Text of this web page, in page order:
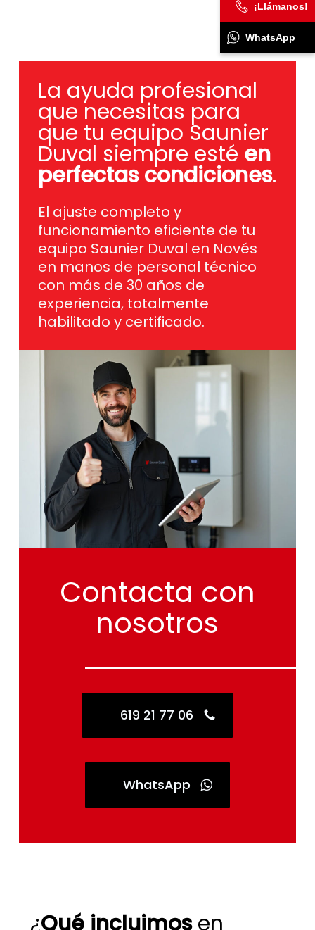
La ayuda profesional
que necesitas para
que tu equipo Saunier
Duval siempre esté en
perfectas condiciones.
El ajuste completo y
funcionamiento eficiente de tu
equipo Saunier Duval en Novés
en manos de personal técnico
con más de 30 años de
experiencia, totalmente
habilitado y certificado.
Contacta con
nosotros
619 21 77 06
WhatsApp
¿Qué incluimosen
¡Llámanos!
WhatsApp